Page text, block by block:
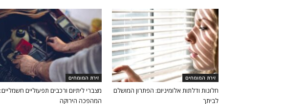
זירת המומחים
חלונות ודלתות אלומיניום: הפתרון המושלם
לביתך
זירת המומחים
מצברי ליתיום ורכבים תפעוליים חשמליים:
המהפכה הירוקה